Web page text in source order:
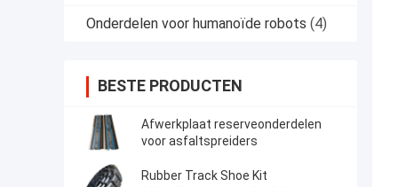
Onderdelen voor humanoïde robots (4)
BESTE PRODUCTEN
Afwerkplaat reserveonderdelen
voor asfaltspreiders
Rubber Track Shoe Kit